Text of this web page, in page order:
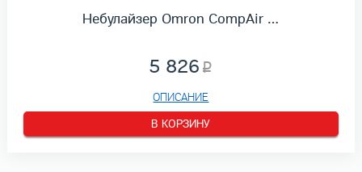
Небулайзер Omron CompAir …
5 826
ОПИСАНИЕ
В КОРЗИНУ